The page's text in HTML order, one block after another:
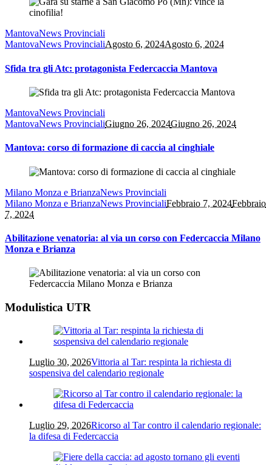
MantovaNews Provinciali
MantovaNews ProvincialiAgosto 6, 2024Agosto 6, 2024
Sfida tra gli Atc: protagonista Federcaccia Mantova
MantovaNews Provinciali
MantovaNews ProvincialiGiugno 26, 2024Giugno 26, 2024
Mantova: corso di formazione di caccia al cinghiale
Milano Monza e BrianzaNews Provinciali
Milano Monza e BrianzaNews ProvincialiFebbraio 7, 2024Febbraio
7, 2024
Abilitazione venatoria: al via un corso con Federcaccia Milano
Monza e Brianza
Modulistica UTR
Luglio 30, 2026Vittoria al Tar: respinta la richiesta di
sospensiva del calendario regionale
Luglio 29, 2026Ricorso al Tar contro il calendario regionale:
la difesa di Federcaccia